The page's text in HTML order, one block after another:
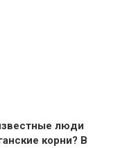
люди
корни? В